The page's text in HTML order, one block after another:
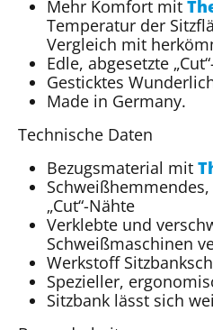
Mehr Komfort mit
Temperatur der
Vergleich mit
Edle, abgesetzte
Gesticktes
Made in Germany.
Technische Daten
Bezugsmaterial mit
„Cut“-Nähte
Verklebte und
Schweißmaschinen
Werkstoff
Spezieller,
Sitzbank lässt sich